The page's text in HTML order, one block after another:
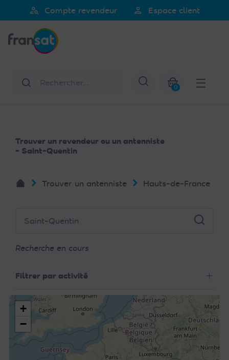
noter
Ce
comprend
person_search Compte revendeur person Espace client
Afficher la
0
Trouver un revendeur ou un antenniste
- Saint-Quentin
Trouver un antenniste Hauts-de-France
Recherche en cours
Filtrer par activité
+
−